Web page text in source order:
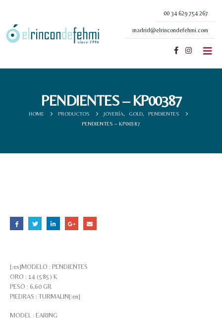
00 34 629 754 267
madrid@elrincondefehmi.com
PENDIENTES – KP00387
HOME PRODUCTOS JOYERÍA GOLD
PENDIENTES
PENDIENTES – KP00387
[:es]MODELO : PENDIENTES
ORO : 14 (585) K
PESO : 6,60 GR
PIEDRAS : TURMALIN[:en]
MODEL : EARING